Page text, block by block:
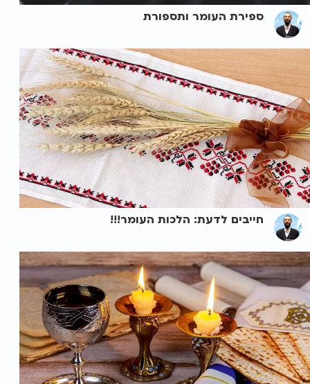
ספירת העומר ותספורת
חייבים לדעת: הלכות העומר!!!